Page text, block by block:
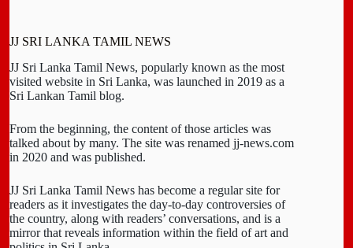
JJ SRI LANKA TAMIL NEWS
JJ Sri Lanka Tamil News, popularly known as the most
visited website in Sri Lanka, was launched in 2019 as a
Sri Lankan Tamil blog.
From the beginning, the content of those articles was
talked about by many. The site was renamed jj-news.com
in 2020 and was published.
JJ Sri Lanka Tamil News has become a regular site for
readers as it investigates the day-to-day controversies of
the country, along with readers’ conversations, and is a
mirror that reveals information within the field of art and